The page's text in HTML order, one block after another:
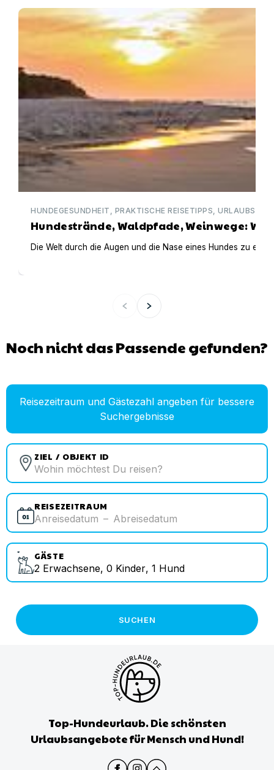
Hundestrände, Waldpfade, Weinwege: Wann
HUNDEGESUNDHEIT, PRAKTISCHE REISETIPPS,
Hundestrände, Waldpfade, Weinwege:
Die Welt durch die Augen und die Nase eines Hundes zu
Noch nicht das Passende gefunden?
Reisezeitraum und Gästezahl angeben für bessere
Suchergebnisse
ZIEL / OBJEKT ID
REISEZEITRAUM
Anreisedatum – Abreisedatum
GÄSTE
2 Erwachsene, 0 Kinder, 1 Hund
SUCHEN
Top-Hundeurlaub. Die schönsten
Urlaubsangebote für Mensch und Hund!